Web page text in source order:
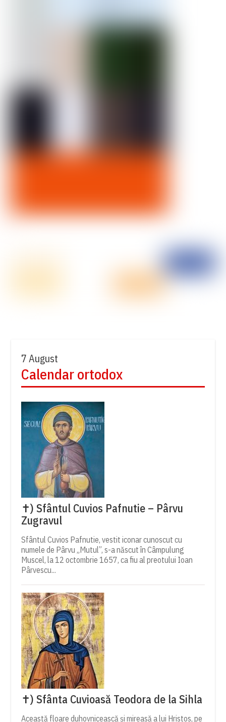
7 August
Calendar ortodox
✝) Sfântul Cuvios Pafnutie – Pârvu
Zugravul
Sfântul Cuvios Pafnutie, vestit iconar cunoscut cu
numele de Pârvu „Mutul”, s-a născut în Câmpulung
Muscel, la 12 octombrie 1657, ca fiu al preotului Ioan
Pârvescu...
✝) Sfânta Cuvioasă Teodora de la Sihla
Această floare duhovnicească și mireasă a lui Hristos, pe